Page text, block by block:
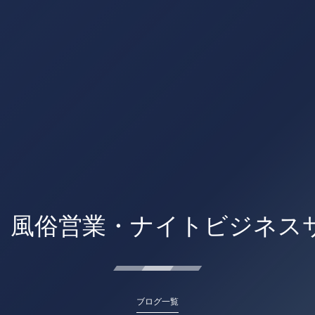
俗営業・ナイトビジネス
ブログ一覧